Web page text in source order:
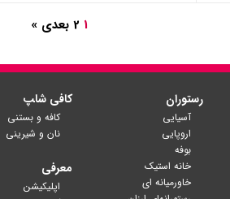
1
2 بعدی »
رستوران
آسیایی
اروپایی
بوفه
خانه استیک
خاورمیانه ای
کافی شا‍پ
کافه و بستنی
نان و شیرینی
معرفی
اپلیکیشن